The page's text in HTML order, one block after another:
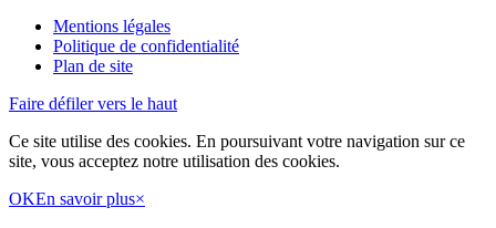
Mentions légales
Politique de confidentialité
Plan de site
Faire défiler vers le haut
Ce site utilise des cookies. En poursuivant votre navigation sur ce
site, vous acceptez notre utilisation des cookies.
OKEn savoir plus×